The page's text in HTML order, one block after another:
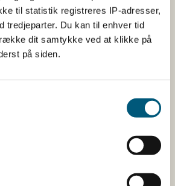
til statistik registreres IP-adresser,
tredjeparter. Du kan til enhver tid
dit samtykke ved at klikke på
på siden.
Fødevarestyrelsen inviterer til. Der
arbejdsgruppe vedrørende
af mærket, som
tovholder på.
bag
og organisationer mm. er en del
Dyrevelfærdsmærket: